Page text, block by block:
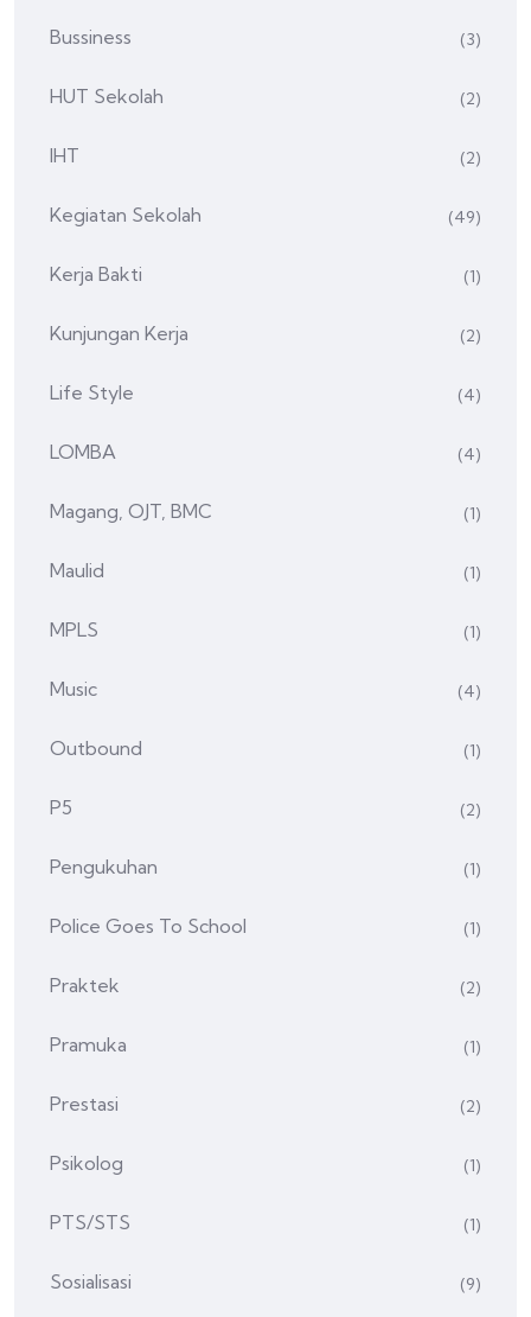
Bussiness (3)
HUT Sekolah (2)
IHT (2)
Kegiatan Sekolah (49)
Kerja Bakti (1)
Kunjungan Kerja (2)
Life Style (4)
LOMBA (4)
Magang, OJT, BMC (1)
Maulid (1)
MPLS (1)
Music (4)
Outbound (1)
P5 (2)
Pengukuhan (1)
Police Goes To School (1)
Praktek (2)
Pramuka (1)
Prestasi (2)
Psikolog (1)
PTS/STS (1)
Sosialisasi (9)